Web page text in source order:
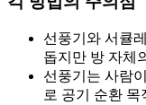
선풍기와 서큘
돕지만 방 자체
선풍기는 사람
로 공기 순환